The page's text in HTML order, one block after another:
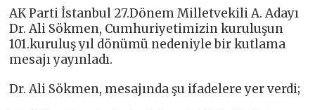
AK Parti İstanbul 27.Dönem Milletvekili A. Adayı
Dr. Ali Sökmen, Cumhuriyetimizin kuruluşun
101.kuruluş yıl dönümü nedeniyle bir kutlama
mesajı yayınladı.
Dr. Ali Sökmen, mesajında şu ifadelere yer verdi;